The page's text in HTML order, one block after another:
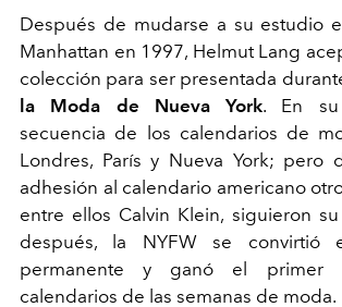
Después de mudarse a su estudio
Manhattan en 1997, Helmut Lang
colección para ser presentada
la Moda de Nueva York. En su
secuencia de los calendarios de
Londres, París y Nueva York; pero
adhesión al calendario americano
entre ellos Calvin Klein, siguieron
después, la NYFW se convirtió
permanente y ganó el primer
calendarios de las semanas de moda.